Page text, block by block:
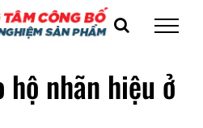
nhãn hiệu ở